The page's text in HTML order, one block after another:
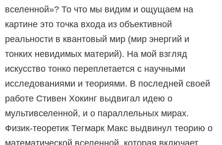
вселенной»? То что мы видим и ощущаем на
картине это точка входа из объективной
реальности в кванто­вый мир (мир энергий и
тонких невидимых материй). На мой взгляд
искусство тонко переплетается с научными
исследованиями и теориями. В последней своей
работе Стивен Хокинг выдвигал идею о
мультивселенной, и о параллельных мирах.
Физик-теоретик Тегмарк Макс выдвинул теорию о
математической вселенной, которая включает